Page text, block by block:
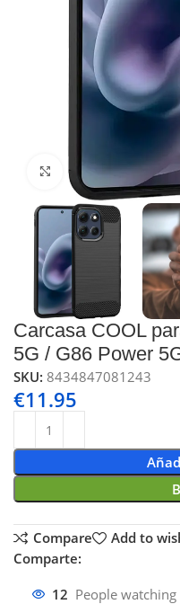
Click to enlarge
Carcasa COOL
5G / G86 Power
SKU:8434847081243
€11.95
Compare
Add to
Comparte:
12 People